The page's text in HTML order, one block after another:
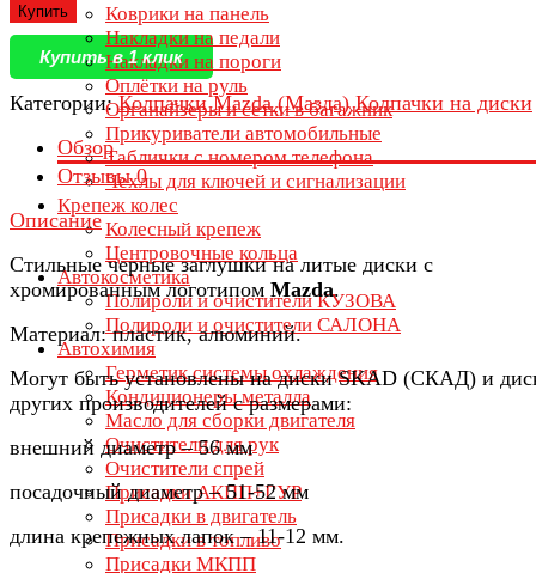
Коврики на панель
Накладки на педали
Накладки на пороги
Оплётки на руль
Органайзеры и сетки в багажник
Прикуриватели автомобильные
Таблички с номером телефона
Чехлы для ключей и сигнализации
Крепеж колес
Колесный крепеж
Центровочные кольца
Автокосметика
Полироли и очистители КУЗОВА
Полироли и очистители САЛОНА
Автохимия
Герметик системы охлаждения
Кондиционеры металла
Масло для сборки двигателя
Очистители для рук
Очистители спрей
Присадки АКПП+ГУР
Присадки в двигатель
Присадки в топливо
Присадки МКПП
Купить
Купить в 1 клик
Категории:Колпачки Mazda (Мазда) Колпачки на диски
Обзор
Отзывы0
Описание
Стильные черные заглушки на литые диски с
хромированным логотипом Mazda.
Материал: пластик, алюминий.
Могут быть установлены на диски SKAD (СКАД) и
других производителей с размерами:
внешний диаметр – 56 мм
посадочный диаметр – 51-52 мм
длина крепежных лапок – 11-12 мм.